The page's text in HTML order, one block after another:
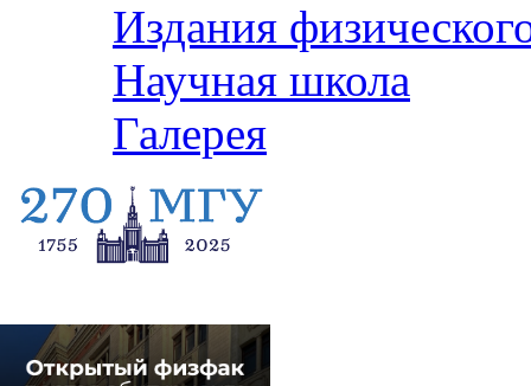
Издания
Научная школа
Галерея